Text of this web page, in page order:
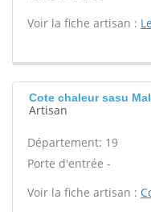
Voir la fiche artisan :
Cote chaleur sasu
Artisan
Département: 19
Porte d'entrée -
Voir la fiche artisan :